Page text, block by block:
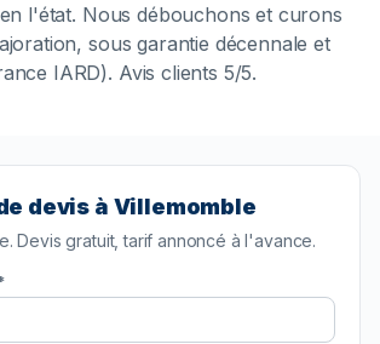
l'état. Nous débouchons et curons
sous garantie décennale et
IARD). Avis clients 5/5.
devis à Villemomble
Devis gratuit, tarif annoncé à l'avance.